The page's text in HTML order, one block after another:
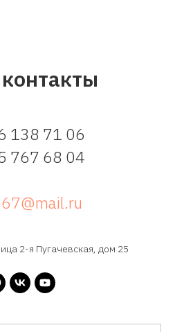
138 71 06
767 68 04
2-я Пугачевская, дом 25